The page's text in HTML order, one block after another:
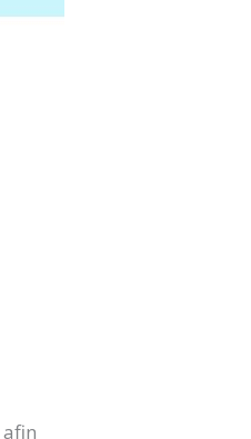
afin